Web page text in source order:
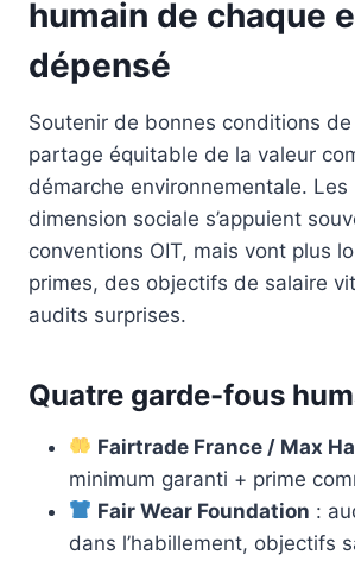
humain de chaque
dépensé
Soutenir de bonnes conditions
partage équitable de la valeur
démarche environnementale. Les
dimension sociale s’appuient
conventions OIT, mais vont plus
primes, des objectifs de salaire
audits surprises.
Quatre garde-fous
Fairtrade France / Max
minimum garanti + prime
Fair Wear Foundation :
dans l’habillement, objectifs